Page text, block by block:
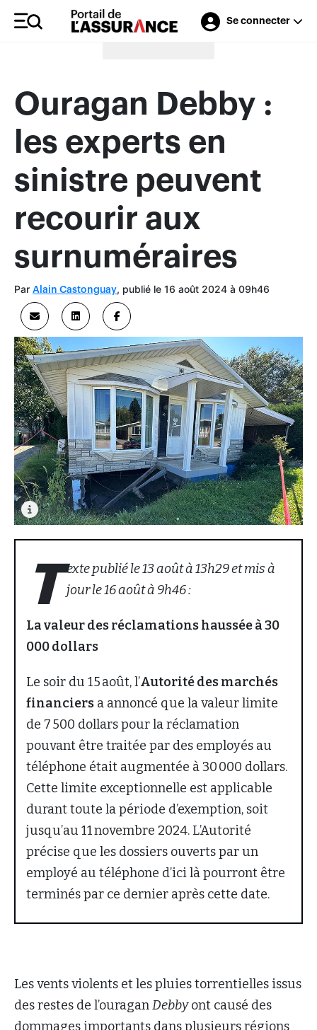
Se connecter
Merci à nos annonceurs
Ouragan Debby :
les experts en
sinistre peuvent
recourir aux
surnuméraires
Par Alain Castonguay, publié le 16 août 2024 à 09h46
T exte publié le 13 août à 13h29 et mis à
jour le 16 août à 9h46 :
La valeur des réclamations haussée à 30
000 dollars
Le soir du 15 août, l’Autorité des marchés
financiers a annoncé que la valeur limite
de 7 500 dollars pour la réclamation
pouvant être traitée par des employés au
téléphone était augmentée à 30 000 dollars.
Cette limite exceptionnelle est applicable
durant toute la période d’exemption, soit
jusqu’au 11 novembre 2024. L’Autorité
précise que les dossiers ouverts par un
employé au téléphone d’ici là pourront être
terminés par ce dernier après cette date.
Les vents violents et les pluies torrentielles issus
des restes de l’ouraganDebbyont causé des
dommages importants dans plusieurs régions